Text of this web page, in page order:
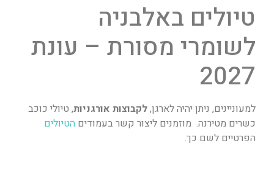
טיולים באלבניה
לשומרי מסורת – עונת
2027
למעוניינים, ניתן יהיה לארגן,לקבוצות אורגניות, טיולי כוכב
כשרים מטירנה. מוזמנים ליצור קשר בעמודים הטיולים
הפרטיים לשם כך.